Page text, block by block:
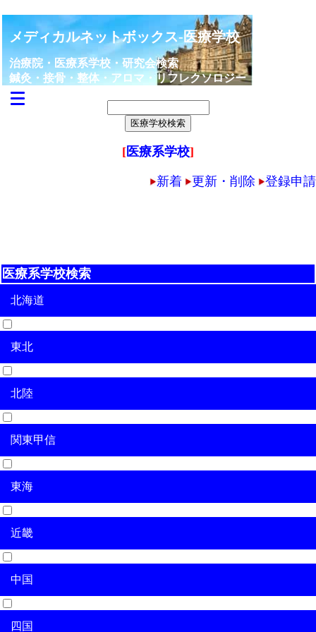
メディカルネットボックス-医療学校
治療院・医療系学校・研究会検索
鍼灸・接骨・整体・アロマ・リフレクソロジー
[医療系学校]
新着 更新・削除 登録申請
医療系学校検索
北海道
北海道
東北
青森県
岩手県
宮城県
秋田県
山形県
福島県
北陸
新潟県
富山県
石川県
福井県
関東甲信
茨城県
栃木県
群馬県
埼玉県
千葉県
東京都
神奈川県
山梨県
長野県
東海
岐阜県
静岡県
愛知県
三重県
近畿
滋賀県
京都府
大阪府
兵庫県
奈良県
和歌山県
中国
鳥取県
島根県
岡山県
広島県
山口県
四国